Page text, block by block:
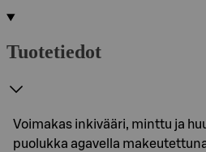
Tuotetiedot
Voimakas inkivääri, minttu ja
puolukka agavella